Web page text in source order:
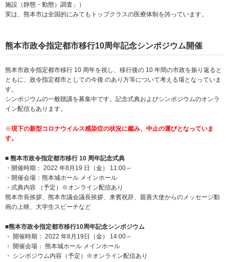
施設（静態・動態）調査」）
実は、熊本市は全国的にみてもトップクラスの医療体制を誇っています。
熊本市政令指定都市移行10周年記念シンポジウム開催
熊本市政令指定都市移行 10 周年を祝し、移行後の 10 年間の市政を振り返ると
ともに、政令指定都市としての今後 のあり方等について考える場となっていま
す。
シンポジウムの一般聴講を募集中です。記念式典およびシンポジウムのオンラ
イン配信もあります。
※現下の新型コロナウイルス感染症の状況に鑑み、中止の運びとなっていま
す。
■ 熊本市政令指定都市移行 10 周年記念式典
・開催時期： 2022 年8月19 日（金） 11:00～
・開催会場：熊本城ホール メインホール
・式典内容 （予定）※オンライン配信あり
熊本市長挨拶、熊本市議会議長挨拶、来賓祝辞、親善大使からのメッセージ動
画の上映、大学生スピーチなど
■熊本市政令指定都市移行10周年記念シンポジウム
・ 開催時期： 2022 年8月19日（金） 14:00～
・ 開催会場： 熊本城ホール メインホール
・ シンポジウム内容（予定）※オンライン配信あり